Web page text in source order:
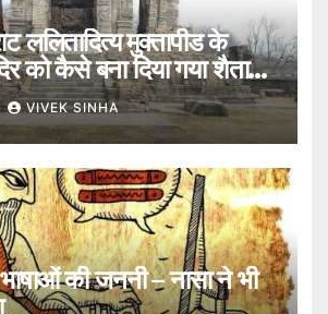
ललितादित्य मुक्तापीड के
को कैसे बना दिया गया शैतान
VIVEK SINHA
की जननी – नासा ने भी